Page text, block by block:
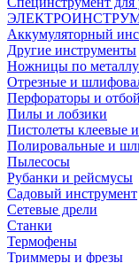
Аккумуляторный
Другие инструменты
Ножницы по металлу
Отрезные и
Перфораторы и
Пилы и лобзики
Пистолеты клеевые
Полировальные и
Пылесосы
Рубанки и рейсмусы
Садовый инструмент
Сетевые дрели
Станки
Термофены
Триммеры и фрезы